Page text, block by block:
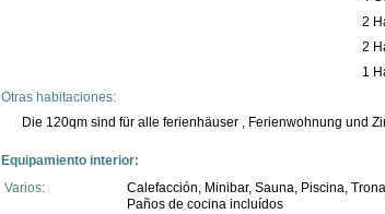
2
2
1
Otras habitaciones:
Die 120qm sind für alle ferienhäuser , Ferienwohnung und
Equipamiento interior:
Varios:
Calefacción, Minibar, Sauna, Piscina,
Paños de cocina incluídos